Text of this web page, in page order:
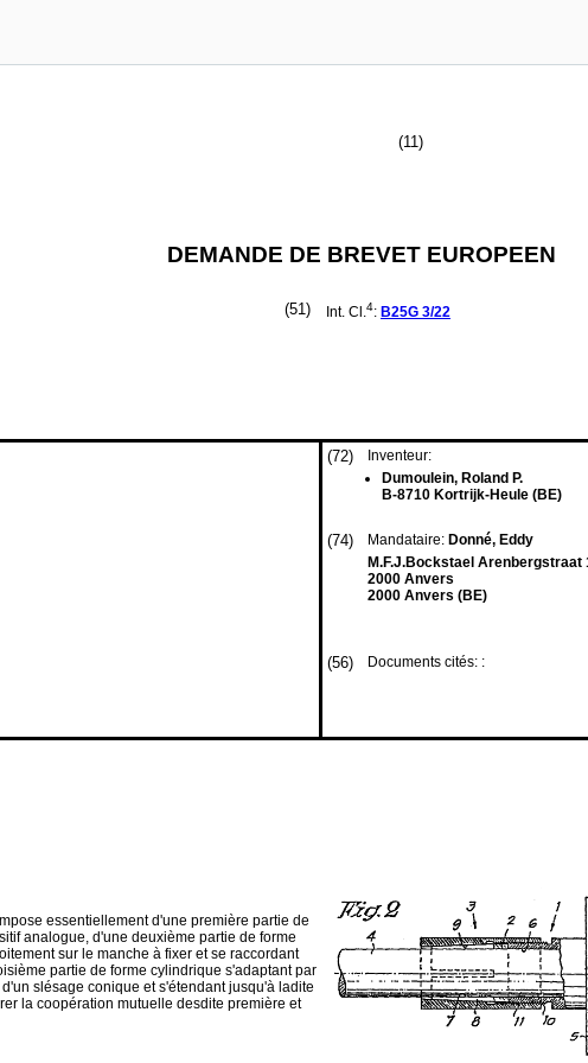
(11)
DEMANDE DE BREVET EUROPEEN
(51) Int. Cl.4: B25G 3/22
(72)
Inventeur:
Dumoulein, Roland P.
B-8710 Kortrijk-Heule (BE)
(74) Mandataire: Donné, Eddy
M.F.J.Bockstael Arenbergstraat
2000 Anvers
2000 Anvers (BE)
(56) Documents cités: :
essentiellement d'une première partie de
analogue, d'une deuxième partie de forme
sur le manche à fixer et se raccordant
partie de forme cylindrique s'adaptant par
slésage conique et s'étendant jusqu'à ladite
la coopération mutuelle desdite première et